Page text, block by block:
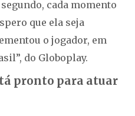
cada momento
que ela seja
o jogador, em
do Globoplay.
pronto para atuar